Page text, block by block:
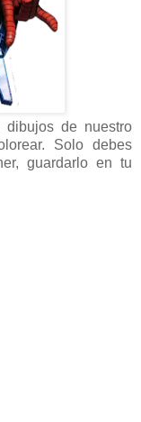
dibujos de nuestro
Solo debes
guardarlo en tu